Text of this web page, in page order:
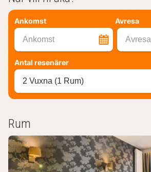
Ankomst Avresa
Ankomst Avresa
Antal resenärer
2 Vuxna (1 Rum)
Rum